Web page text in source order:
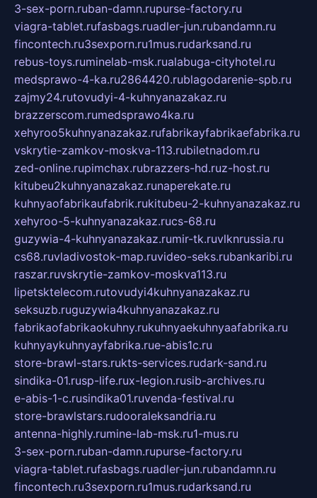
3-sex-porn.ruban-damn.rupurse-factory.ru
viagra-tablet.rufasbags.ruadler-jun.rubandamn.ru
fincontech.ru3sexporn.ru1mus.rudarksand.ru
rebus-toys.ruminelab-msk.rualabuga-cityhotel.ru
medsprawo-4-ka.ru2864420.rublagodarenie-spb.ru
zajmy24.rutovudyi-4-kuhnyanazakaz.ru
brazzerscom.rumedsprawo4ka.ru
xehyroo5kuhnyanazakaz.rufabrikayfabrikaefabrika.ru
vskrytie-zamkov-moskva-113.rubiletnadom.ru
zed-online.rupimchax.rubrazzers-hd.ruz-host.ru
kitubeu2kuhnyanazakaz.runaperekate.ru
kuhnyaofabrikaufabrik.rukitubeu-2-kuhnyanazakaz.ru
xehyroo-5-kuhnyanazakaz.rucs-68.ru
guzywia-4-kuhnyanazakaz.rumir-tk.ruvlknrussia.ru
cs68.ruvladivostok-map.ruvideo-seks.rubankaribi.ru
raszar.ruvskrytie-zamkov-moskva113.ru
lipetsktelecom.rutovudyi4kuhnyanazakaz.ru
seksuzb.ruguzywia4kuhnyanazakaz.ru
fabrikaofabrikaokuhny.rukuhnyaekuhnyaafabrika.ru
kuhnyaykuhnyayfabrika.rue-abis1c.ru
store-brawl-stars.rukts-services.rudark-sand.ru
sindika-01.rusp-life.rux-legion.rusib-archives.ru
e-abis-1-c.rusindika01.ruvenda-festival.ru
store-brawlstars.rudooraleksandria.ru
antenna-highly.rumine-lab-msk.ru1-mus.ru
3-sex-porn.ruban-damn.rupurse-factory.ru
viagra-tablet.rufasbags.ruadler-jun.rubandamn.ru
fincontech.ru3sexporn.ru1mus.rudarksand.ru